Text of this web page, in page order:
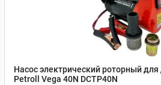
Насос электрический роторный
Petroll Vega 40N DCTP40N